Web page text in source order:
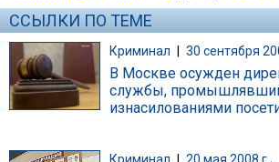
ССЫЛКИ ПО ТЕМЕ
Криминал | 30 сентября
В Москве осужден
службы,
изнасилованиями
Криминал 20 мая 2008 г.,